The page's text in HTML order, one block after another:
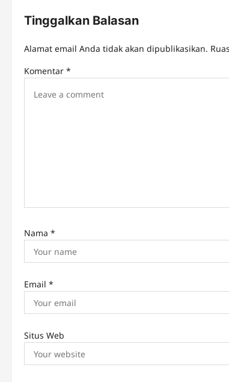
a
v
i
Tinggalkan Balasan
Alamat email Anda tidak akan dipublikasikan.
Komentar *
Nama *
Email *
Situs Web